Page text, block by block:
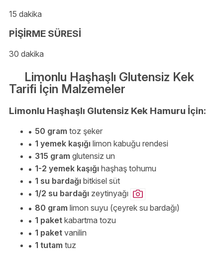
15 dakika
PİŞİRME SÜRESİ
30 dakika
Limonlu Haşhaşlı Glutensiz Kek
Tarifi İçin Malzemeler
Limonlu Haşhaşlı Glutensiz Kek Hamuru İçin:
50 gram toz şeker
1 yemek kaşığı limon kabuğu rendesi
315 gram glutensiz un
1-2 yemek kaşığı haşhaş tohumu
1 su bardağı bitkisel süt
1/2 su bardağı zeytinyağı
80 gram limon suyu (çeyrek su bardağı)
1 paket kabartma tozu
1 paket vanilin
1 tutam tuz